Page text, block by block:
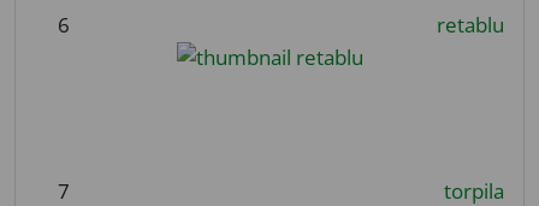
6 retablu
7 torpila